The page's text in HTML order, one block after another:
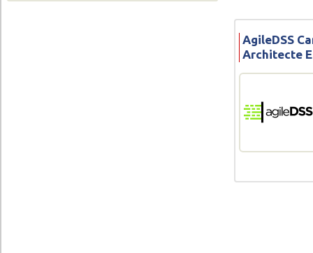
AgileDSS
Architecte